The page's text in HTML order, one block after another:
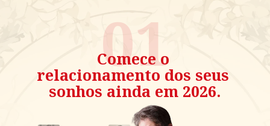
01
Comece o
relacionamento dos seus
sonhos ainda em 2026.